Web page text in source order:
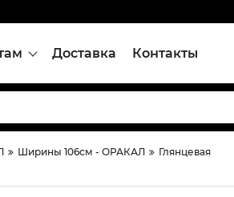
Доставка Контакты
Ширины 106см - ОРАКАЛ
Глянцевая